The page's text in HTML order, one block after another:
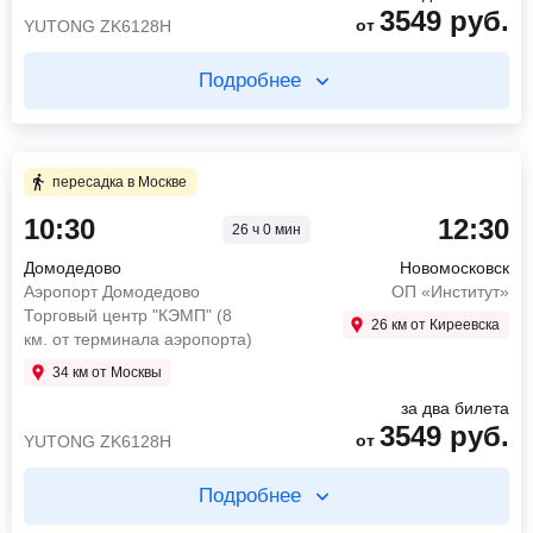
Новоясеневская АС
автовокзал Щекино
Луидор 223700 от1891 руб.
YUTONG ZK6128H
от 3549 руб.
Подробнее
1 ч 30 мин в пути
10:30
(8 км. от терминала аэропорта)
12:00
Москва
Международный автовокзал Саларьево
YUTONG ZK6128H
пересадка в Москве
10:30 26 ч 0 мин
Домодедово
Аэропорт Домодедово
Торговый центр "КЭМП" (8
км. от терминала аэропорта)
34 км от Москвы
12:30
Новомосковск
ОП «Институт»
26 км от Киреевска
YUTONG ZK6128H
за два билета
от 3549 руб.
Подробнее